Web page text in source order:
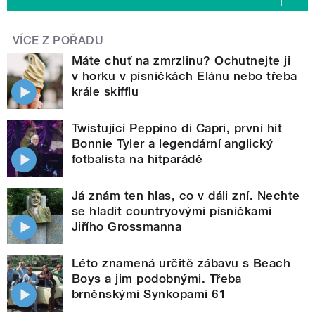
VÍCE Z POŘADU
Máte chuť na zmrzlinu? Ochutnejte ji
v horku v písničkách Elánu nebo třeba
krále skifflu
Twistující Peppino di Capri, první hit
Bonnie Tyler a legendární anglický
fotbalista na hitparádě
Já znám ten hlas, co v dáli zní. Nechte
se hladit countryovými písničkami
Jiřího Grossmanna
Léto znamená určitě zábavu s Beach
Boys a jim podobnými. Třeba
brněnskými Synkopami 61